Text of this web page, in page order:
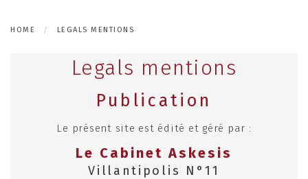
HOME LEGALS MENTIONS
Legals mentions
Publication
Le présent site est édité et géré par :
Le Cabinet Askesis
Villantipolis N°11